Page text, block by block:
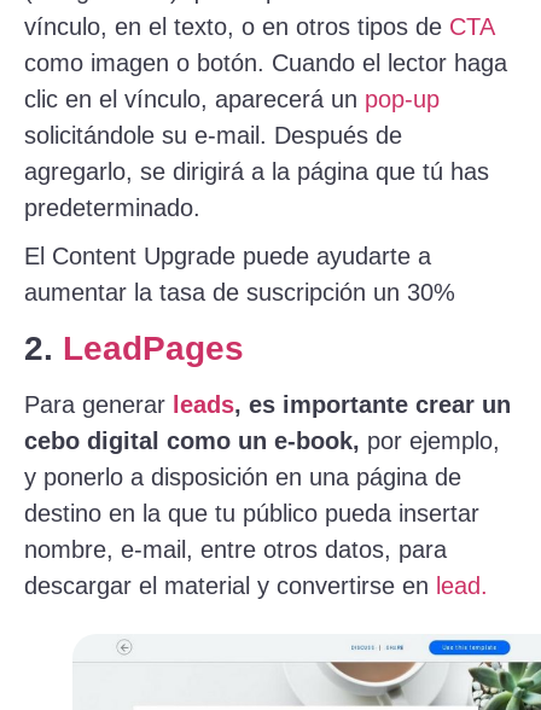
vínculo, en el texto, o en otros tipos de CTA
como imagen o botón. Cuando el lector haga
clic en el vínculo, aparecerá un pop-up
solicitándole su e-mail. Después de
agregarlo, se dirigirá a la página que tú has
predeterminado.
El Content Upgrade puede ayudarte a
aumentar la tasa de suscripción un 30%
2. LeadPages
Para generar leads, es importante crear un
cebo digital como un e-book, por ejemplo,
y ponerlo a disposición en una página de
destino en la que tu público pueda insertar
nombre, e-mail, entre otros datos, para
descargar el material y convertirse en lead.